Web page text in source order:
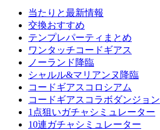
当たりと最新情報
交換おすすめ
テンプレパーティまとめ
ワンタッチコードギアス
ノーランド降臨
シャルル&マリアンヌ降臨
コードギアスコロシアム
コードギアスコラボダンジョン
1点狙いガチャシミュレーター
10連ガチャシミュレーター